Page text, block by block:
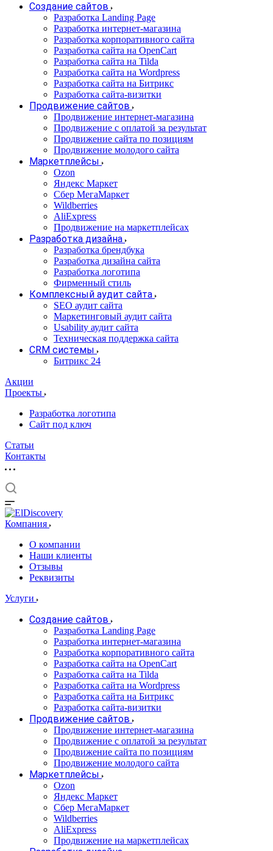
Создание сайтов
Разработка Landing Page
Разработка интернет-магазина
Разработка корпоративного сайта
Разработка сайта на OpenCart
Разработка сайта на Tilda
Разработка сайта на Wordpress
Разработка сайта на Битрикс
Разработка сайта-визитки
Продвижение сайтов
Продвижение интернет-магазина
Продвижение с оплатой за результат
Продвижение сайта по позициям
Продвижение молодого сайта
Маркетплейсы
Ozon
Яндекс Маркет
Сбер МегаМаркет
Wildberries
AliExpress
Продвижение на маркетплейсах
Разработка дизайна
Разработка брендбука
Разработка дизайна сайта
Разработка логотипа
Фирменный стиль
Комплексный аудит сайта
SEO аудит сайта
Маркетинговый аудит сайта
Usability аудит сайта
Техническая поддержка сайта
CRM системы
Битрикс 24
Акции
Проекты
Разработка логотипа
Сайт под ключ
Статьи
Контакты
Компания
О компании
Наши клиенты
Отзывы
Реквизиты
Услуги
Создание сайтов
Разработка Landing Page
Разработка интернет-магазина
Разработка корпоративного сайта
Разработка сайта на OpenCart
Разработка сайта на Tilda
Разработка сайта на Wordpress
Разработка сайта на Битрикс
Разработка сайта-визитки
Продвижение сайтов
Продвижение интернет-магазина
Продвижение с оплатой за результат
Продвижение сайта по позициям
Продвижение молодого сайта
Маркетплейсы
Ozon
Яндекс Маркет
Сбер МегаМаркет
Wildberries
AliExpress
Продвижение на маркетплейсах